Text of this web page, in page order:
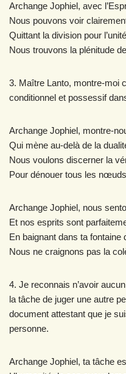
Archange Jophiel, avec
Nous pouvons voir
Quittant la division pour
Nous trouvons la plénitude
3. Maître Lanto, montre-moi
conditionnel et possessif
Archange Jophiel, montre-
Qui mène au-delà de la
Nous voulons discerner la
Pour dénouer tous les
Archange Jophiel, nous
Et nos esprits sont
En baignant dans ta fontaine
Nous ne craignons pas la
4. Je reconnais n’avoir
la tâche de juger une autre
document attestant que je
personne.
Archange Jophiel, ta tâche